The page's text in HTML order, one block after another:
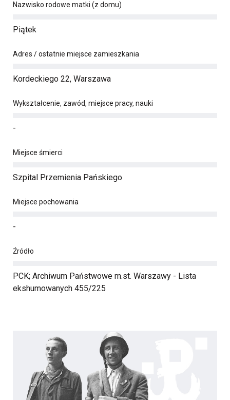
Nazwisko rodowe matki (z domu)
Piątek
Adres / ostatnie miejsce zamieszkania
Kordeckiego 22, Warszawa
Wykształcenie, zawód, miejsce pracy, nauki
-
Miejsce śmierci
Szpital Przemienia Pańskiego
Miejsce pochowania
-
Źródło
PCK; Archiwum Państwowe m.st. Warszawy - Lista
ekshumowanych 455/225